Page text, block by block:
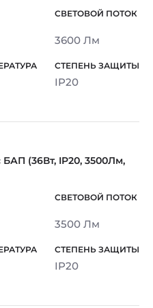
3600 Лм
IP20
БАП (36Вт, IP20, 3500Лм,
3500 Лм
IP20